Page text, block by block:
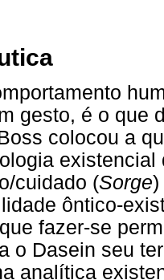
gesto, é o que
colocou a
cuidado (Sorge)
ôntico-
fazer-se
o Dasein seu
analítica